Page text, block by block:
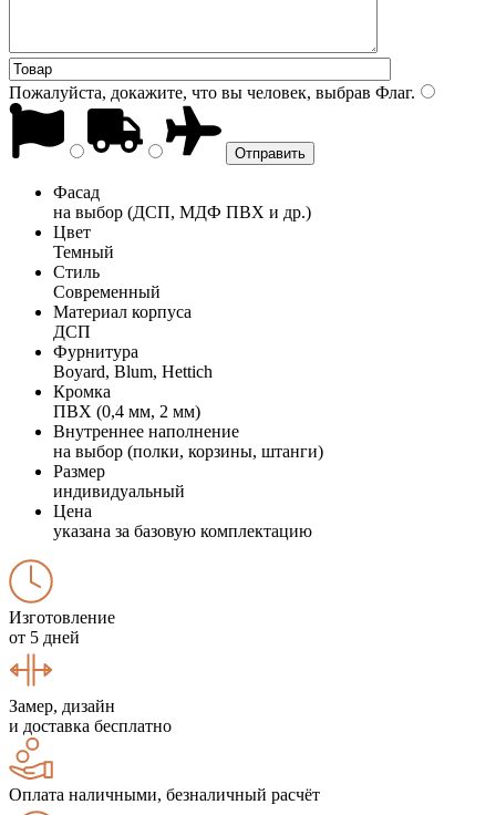
Пожалуйста, докажите, что вы человек, выбрав Флаг.
Фасад
на выбор (ДСП, МДФ ПВХ и др.)
Цвет
Темный
Стиль
Современный
Материал корпуса
ДСП
Фурнитура
Boyard, Blum, Hettich
Кромка
ПВХ (0,4 мм, 2 мм)
Внутреннее наполнение
на выбор (полки, корзины, штанги)
Размер
индивидуальный
Цена
указана за базовую комплектацию
Изготовление
от 5 дней
Замер, дизайн
и доставка бесплатно
Оплата наличными, безналичный расчёт